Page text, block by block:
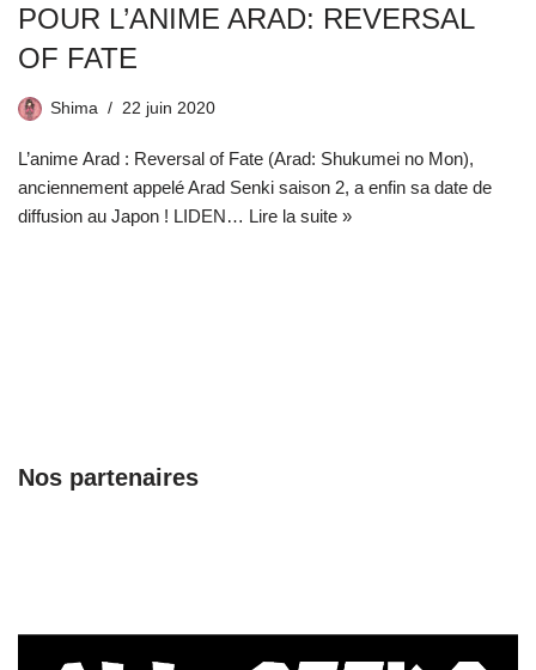
POUR L’ANIME ARAD: REVERSAL
OF FATE
Shima 22 juin 2020
L’anime Arad : Reversal of Fate (Arad: Shukumei no Mon),
anciennement appelé Arad Senki saison 2, a enfin sa date de
diffusion au Japon ! LIDEN… Lire la suite »
Nos partenaires